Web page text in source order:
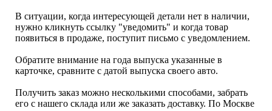
В ситуации, когда интересующей детали нет в наличии,
нужно кликнуть ссылку "уведомить" и когда товар
появиться в продаже, поступит письмо с уведомлением.
Обратите внимание на года выпуска указанные в
карточке, сравните с датой выпуска своего авто.
Получить заказ можно несколькими способами, забрать
его с нашего склада или же заказать доставку. По Москве